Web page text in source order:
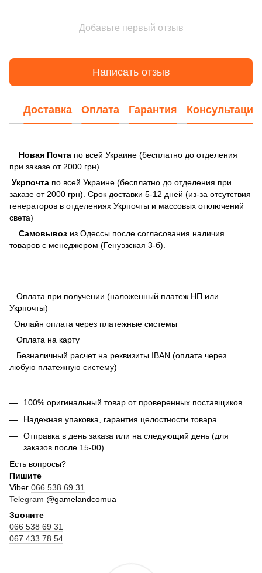
Добавьте первый отзыв
Написать отзыв
Доставка Оплата Гарантия Консультация
Новая Почта по всей Украине (бесплатно до отделения
при заказе от 2000 грн).
Укрпочта по всей Украине (бесплатно до отделения при
заказе от 2000 грн). Срок доставки 5-12 дней (из-за отсутствия
генераторов в отделениях Укрпочты и массовых отключений
света)
Самовывоз из Одессы после согласования наличия
товаров с менеджером (Генуэзская 3-б).
Оплата при получении (наложенный платеж НП или
Укрпочты)
Онлайн оплата через платежные системы
Оплата на карту
Безналичный расчет на реквизиты IBAN (оплата через
любую платежную систему)
100% оригинальный товар от проверенных поставщиков.
Надежная упаковка, гарантия целостности товара.
Отправка в день заказа или на следующий день (для
заказов после 15-00).
Есть вопросы?
Пишите
Viber 066 538 69 31
Telegram @gamelandcomua
Звоните
066 538 69 31
067 433 78 54